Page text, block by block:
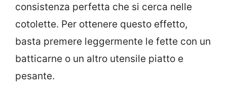
consistenza perfetta che si cerca nelle
cotolette. Per ottenere questo effetto,
basta premere leggermente le fette con un
batticarne o un altro utensile piatto e
pesante.